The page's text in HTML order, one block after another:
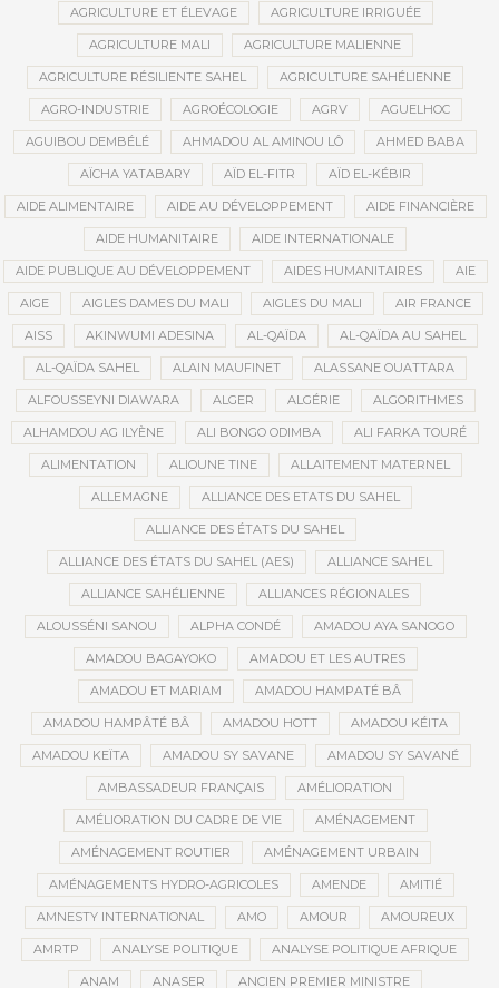
AGRICULTURE ET ÉLEVAGE AGRICULTURE IRRIGUÉE
AGRICULTURE MALI AGRICULTURE MALIENNE
AGRICULTURE RÉSILIENTE SAHEL AGRICULTURE SAHÉLIENNE
AGRO-INDUSTRIE AGROÉCOLOGIE AGRV AGUELHOC
AGUIBOU DEMBÉLÉ AHMADOU AL AMINOU LÔ AHMED BABA
AÏCHA YATABARY AÏD EL-FITR AÏD EL-KÉBIR
AIDE ALIMENTAIRE AIDE AU DÉVELOPPEMENT AIDE FINANCIÈRE
AIDE HUMANITAIRE AIDE INTERNATIONALE
AIDE PUBLIQUE AU DÉVELOPPEMENT AIDES HUMANITAIRES AIE
AIGE AIGLES DAMES DU MALI AIGLES DU MALI AIR FRANCE
AISS AKINWUMI ADESINA AL-QAÏDA AL-QAÏDA AU SAHEL
AL-QAÏDA SAHEL ALAIN MAUFINET ALASSANE OUATTARA
ALFOUSSEYNI DIAWARA ALGER ALGÉRIE ALGORITHMES
ALHAMDOU AG ILYÈNE ALI BONGO ODIMBA ALI FARKA TOURÉ
ALIMENTATION ALIOUNE TINE ALLAITEMENT MATERNEL
ALLEMAGNE ALLIANCE DES ETATS DU SAHEL
ALLIANCE DES ÉTATS DU SAHEL
ALLIANCE DES ÉTATS DU SAHEL (AES) ALLIANCE SAHEL
ALLIANCE SAHÉLIENNE ALLIANCES RÉGIONALES
ALOUSSÉNI SANOU ALPHA CONDÉ AMADOU AYA SANOGO
AMADOU BAGAYOKO AMADOU ET LES AUTRES
AMADOU ET MARIAM AMADOU HAMPATÉ BÂ
AMADOU HAMPÂTÉ BÂ AMADOU HOTT AMADOU KÉITA
AMADOU KEÏTA AMADOU SY SAVANE AMADOU SY SAVANÉ
AMBASSADEUR FRANÇAIS AMÉLIORATION
AMÉLIORATION DU CADRE DE VIE AMÉNAGEMENT
AMÉNAGEMENT ROUTIER AMÉNAGEMENT URBAIN
AMÉNAGEMENTS HYDRO-AGRICOLES AMENDE AMITIÉ
AMNESTY INTERNATIONAL AMO AMOUR AMOUREUX
AMRTP ANALYSE POLITIQUE ANALYSE POLITIQUE AFRIQUE
ANAM ANASER ANCIEN PREMIER MINISTRE